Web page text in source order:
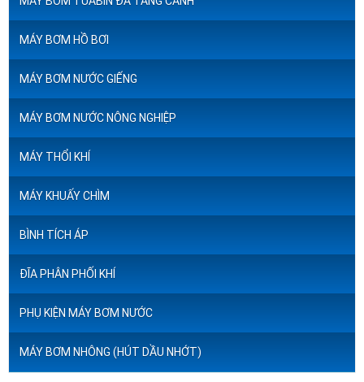
MÁY BƠM HỒ BƠI
MÁY BƠM NƯỚC GIẾNG
MÁY BƠM NƯỚC NÔNG NGHIỆP
MÁY THỔI KHÍ
MÁY KHUẤY CHÌM
BÌNH TÍCH ÁP
ĐĨA PHÂN PHỐI KHÍ
PHỤ KIỆN MÁY BƠM NƯỚC
MÁY BƠM NHÔNG (HÚT DẦU NHỚT)